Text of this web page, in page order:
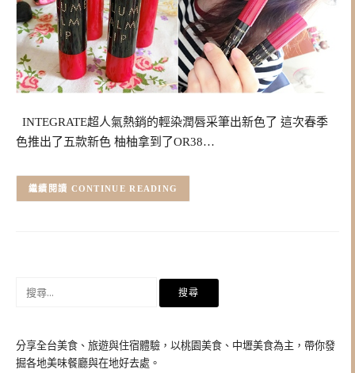
INTEGRATE超人氣熱銷的輕染潤唇采筆出新色了 這次春季
色推出了五款新色 柚柚拿到了OR38…
CONTINUE READING
字:
分享全台美食、旅遊與住宿體驗，以桃園美食、中壢美食為主，帶你發
掘各地美味餐廳與在地好去處。